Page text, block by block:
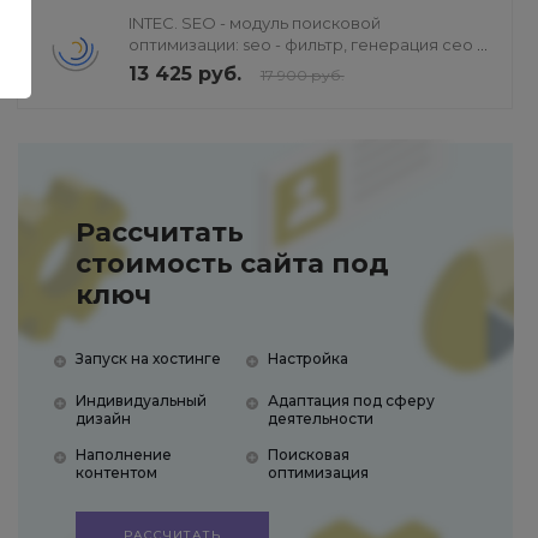
INTEC. SEO - модуль поисковой
оптимизации: seo - фильтр, генерация сео -
текстов, H1, мета-тегов
13 425 руб. 17 900 руб.
Рассчитать
стоимость сайта под
ключ
Запуск на хостинге
Индивидуальный
дизайн
Наполнение
контентом
Настройка
Адаптация под сферу
деятельности
Поисковая
оптимизация